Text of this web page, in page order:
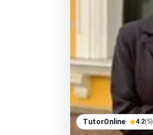
TutorOnline 4.2(5)